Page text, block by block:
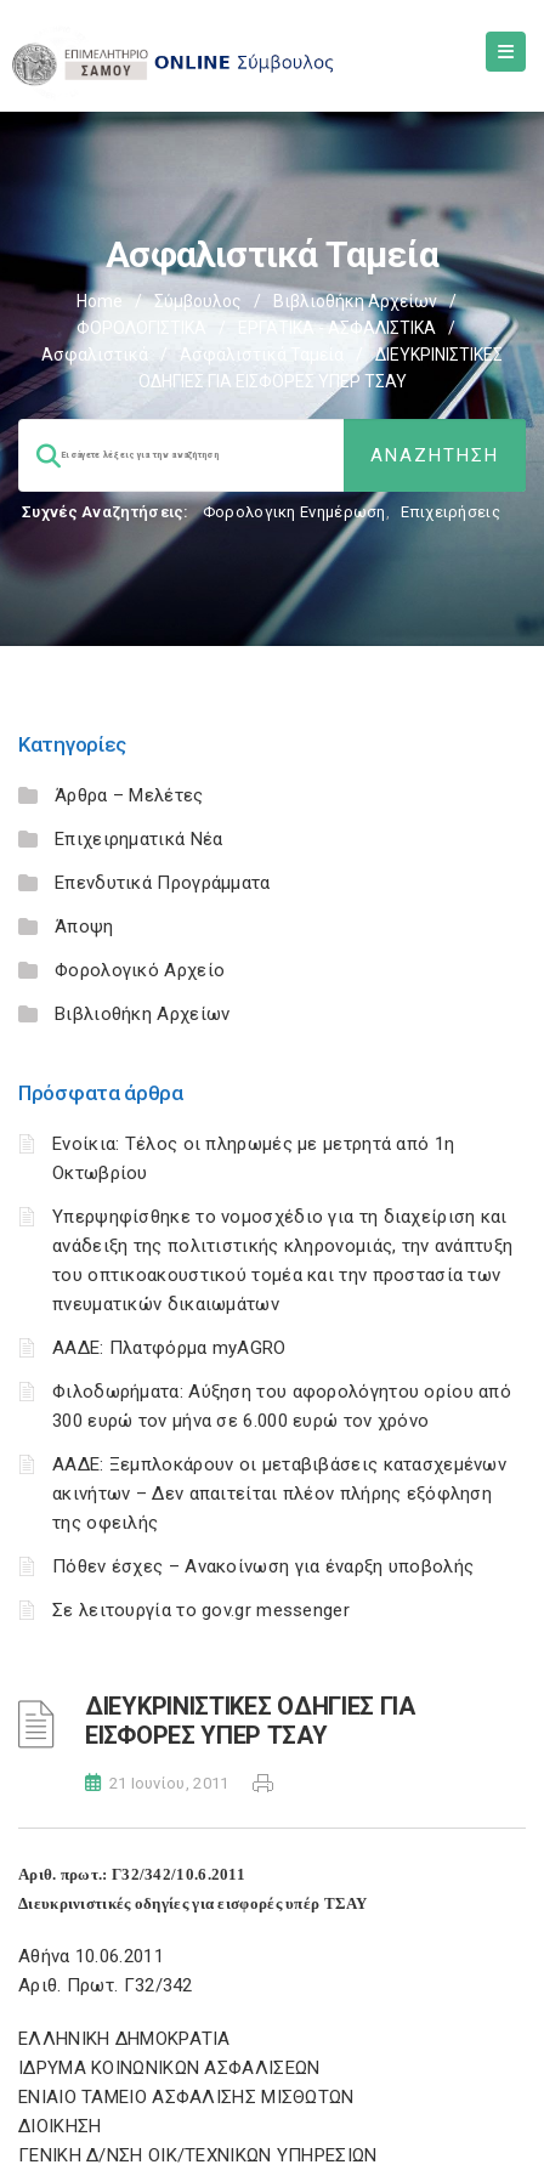
Ασφαλιστικά Ταμεία
Home / Σύμβουλος / Βιβλιοθήκη Αρχείων
/
ΦΟΡΟΛΟΓΙΣΤΙΚΑ
ΕΡΓΑΤΙΚΑ - ΑΣΦΑΛΙΣΤΙΚΑ
/
Ασφαλιστικά
/ Ασφαλιστικά Ταμεία
ΔΙΕΥΚΡΙΝΙΣΤΙΚΕΣ
ΟΔΗΓΙΕΣ ΓΙΑ ΕΙΣΦΟΡΕΣ ΥΠΕΡ ΤΣΑΥ
Συχνές Αναζητήσεις: Φορολογικη Ενημέρωση, Επιχειρήσεις
Κατηγορίες
Άρθρα – Μελέτες
Επιχειρηματικά Νέα
Επενδυτικά Προγράμματα
Άποψη
Φορολογικό Αρχείο
Βιβλιοθήκη Αρχείων
Πρόσφατα άρθρα
Ενοίκια: Τέλος οι πληρωμές με μετρητά από 1η
Οκτωβρίου
Υπερψηφίσθηκε το νομοσχέδιο για τη διαχείριση και
ανάδειξη της πολιτιστικής κληρονομιάς, την ανάπτυξη
του οπτικοακουστικού τομέα και την προστασία των
πνευματικών δικαιωμάτων
ΑΑΔΕ: Πλατφόρμα myAGRO
Φιλοδωρήματα: Αύξηση του αφορολόγητου ορίου από
300 ευρώ τον μήνα σε 6.000 ευρώ τον χρόνο
ΑΑΔΕ: Ξεμπλοκάρουν οι μεταβιβάσεις κατασχεμένων
ακινήτων – Δεν απαιτείται πλέον πλήρης εξόφληση
της οφειλής
Πόθεν έσχες – Ανακοίνωση για έναρξη υποβολής
Σε λειτουργία το gov.gr messenger
ΔΙΕΥΚΡΙΝΙΣΤΙΚΕΣ ΟΔΗΓΙΕΣ ΓΙΑ
ΕΙΣΦΟΡΕΣ ΥΠΕΡ ΤΣΑΥ
21 Ιουνίου, 2011
Αριθ. πρωτ.: Γ32/342/10.6.2011
Διευκρινιστικές οδηγίες για εισφορές υπέρ ΤΣΑΥ
Αθήνα 10.06.2011
Αριθ. Πρωτ. Γ32/342
ΕΛΛΗΝΙΚΗ ΔΗΜΟΚΡΑΤΙΑ
ΙΔΡΥΜΑ ΚΟΙΝΩΝΙΚΩΝ ΑΣΦΑΛΙΣΕΩΝ
ΕΝΙΑΙΟ ΤΑΜΕΙΟ ΑΣΦΑΛΙΣΗΣ ΜΙΣΘΩΤΩΝ
ΔΙΟΙΚΗΣΗ
ΓΕΝΙΚΗ Δ/ΝΣΗ ΟΙΚ/ΤΕΧΝΙΚΩΝ ΥΠΗΡΕΣΙΩΝ